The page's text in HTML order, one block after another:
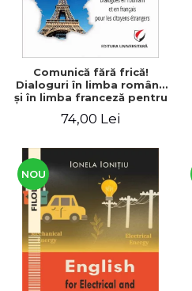
Comunică fără frică!
Dialoguri în limba română
şi în limba franceză pentru
străini/Communique sans
roumain et en français
pour les citoyens
étrangers
74,00 Lei
NOU